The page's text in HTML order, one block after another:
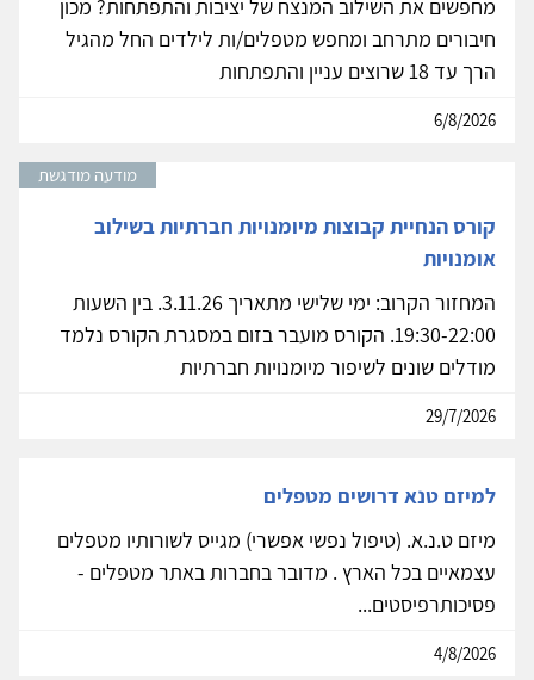
מחפשים את השילוב המנצח של יציבות והתפתחות? מכון
חיבורים מתרחב ומחפש מטפלים/ות לילדים החל מהגיל
הרך עד 18 שרוצים עניין והתפתחות
6/8/2026
מודעה מודגשת
קורס הנחיית קבוצות מיומנויות חברתיות בשילוב
אומנויות
המחזור הקרוב: ימי שלישי מתאריך 3.11.26. בין השעות
19:30-22:00. הקורס מועבר בזום במסגרת הקורס נלמד
מודלים שונים לשיפור מיומנויות חברתיות
29/7/2026
למיזם טנא דרושים מטפלים
מיזם ט.נ.א. (טיפול נפשי אפשרי) מגייס לשורותיו מטפלים
עצמאיים בכל הארץ . מדובר בחברות באתר מטפלים -
פסיכותרפיסטים...
4/8/2026